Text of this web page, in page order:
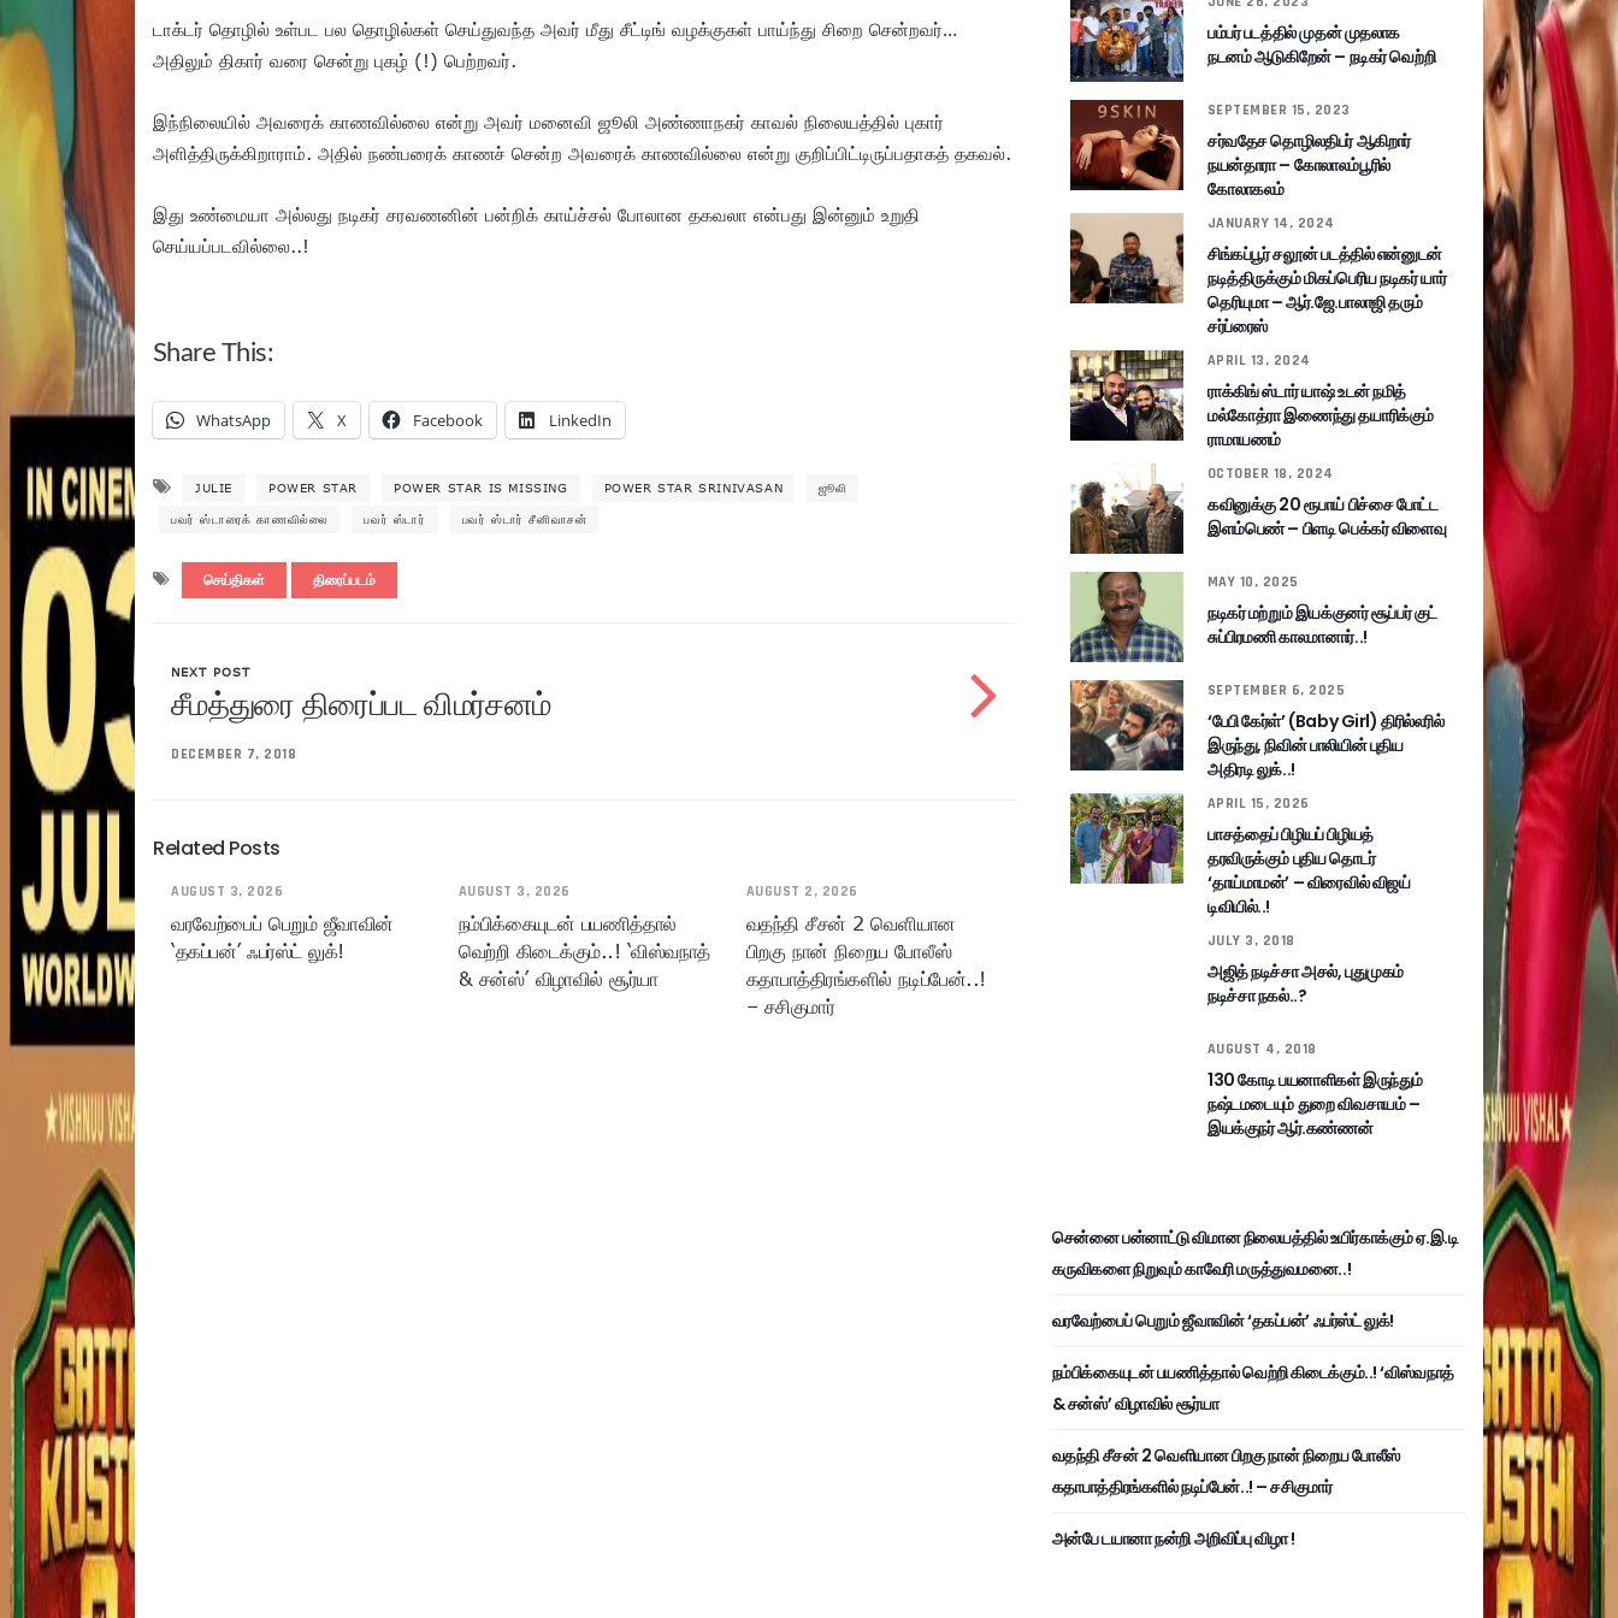
டாக்டர் தொழில் உள்பட பல தொழில்கள் செய்துவந்த அவர் மீது சீட்டிங் வழக்குகள் பாய்ந்து சிறை சென்றவர்…
அதிலும் திகார் வரை சென்று புகழ் (!) பெற்றவர்.
இந்நிலையில் அவரைக் காணவில்லை என்று அவர் மனைவி ஜூலி அண்ணாநகர் காவல் நிலையத்தில் புகார்
அளித்திருக்கிறாராம். அதில் நண்பரைக் காணச் சென்ற அவரைக் காணவில்லை என்று குறிப்பிட்டிருப்பதாகத் தகவல்.
இது உண்மையா அல்லது நடிகர் சரவணனின் பன்றிக் காய்ச்சல் போலான தகவலா என்பது இன்னும் உறுதி
செய்யப்படவில்லை..!
Share This:
WhatsApp X Facebook LinkedIn
JULIE POWER STAR POWER STAR IS MISSING POWER STAR SRINIVASAN ஜூலி
பவர் ஸ்டாரைக் காணவில்லை பவர் ஸ்டார் பவர் ஸ்டார் சீனிவாசன்
செய்திகள் திரைப்படம்
NEXT POST
சீமத்துரை திரைப்பட விமர்சனம்
DECEMBER 7, 2018
Related Posts
AUGUST 3, 2026
வரவேற்பைப் பெறும் ஜீவாவின்
‘தகப்பன்’ ஃபர்ஸ்ட் லுக்!
AUGUST 3, 2026
நம்பிக்கையுடன் பயணித்தால்
வெற்றி கிடைக்கும்..! ‘விஸ்வநாத்
& சன்ஸ்’ விழாவில் சூர்யா
AUGUST 2, 2026
வதந்தி சீசன் 2 வெளியான
பிறகு நான் நிறைய போலீஸ்
கதாபாத்திரங்களில் நடிப்பேன்..!
– சசிகுமார்
பம்பர் படத்தில் முதன் முதலாக
நடனம் ஆடுகிறேன் – நடிகர் வெற்றி
SEPTEMBER 15, 2023
சர்வதேச தொழிலதிபர் ஆகிறார்
நயன்தாரா – கோலாலம்பூரில்
கோலாகலம்
JANUARY 14, 2024
சிங்கப்பூர் சலூன் படத்தில் என்னுடன்
நடித்திருக்கும் மிகப்பெரிய நடிகர் யார்
தெரியுமா – ஆர்.ஜே.பாலாஜி தரும்
சர்ப்ரைஸ்
APRIL 13, 2024
ராக்கிங் ஸ்டார் யாஷ் உடன் நமித்
மல்கோத்ரா இணைந்து தயாரிக்கும்
ராமாயணம்
OCTOBER 18, 2024
கவினுக்கு 20 ரூபாய் பிச்சை போட்ட
இளம்பெண் – பிளடி பெக்கர் விளைவு
MAY 10, 2025
நடிகர் மற்றும் இயக்குனர் சூப்பர் குட்
சுப்பிரமணி காலமானார்..!
SEPTEMBER 6, 2025
‘பேபி கேர்ள்’ (Baby Girl) திரில்லரில்
இருந்து, நிவின் பாலியின் புதிய
அதிரடி லுக்..!
APRIL 15, 2026
பாசத்தைப் பிழியப் பிழியத்
தரவிருக்கும் புதிய தொடர்
‘தாய்மாமன்’ – விரைவில் விஜய்
டிவியில்..!
JULY 3, 2018
அஜித் நடிச்சா அசல், புதுமுகம்
நடிச்சா நகல்..?
AUGUST 4, 2018
130 கோடி பயனாளிகள் இருந்தும்
நஷ்டமடையும் துறை விவசாயம் –
இயக்குநர் ஆர்.கண்ணன்
சென்னை பன்னாட்டு விமான நிலையத்தில் உயிர்காக்கும் ஏ.இ.டி
கருவிகளை நிறுவும் காவேரி மருத்துவமனை..!
வரவேற்பைப் பெறும் ஜீவாவின் ‘தகப்பன்’ ஃபர்ஸ்ட் லுக்!
நம்பிக்கையுடன் பயணித்தால் வெற்றி கிடைக்கும்..! ‘விஸ்வநாத்
& சன்ஸ்’ விழாவில் சூர்யா
வதந்தி சீசன் 2 வெளியான பிறகு நான் நிறைய போலீஸ்
கதாபாத்திரங்களில் நடிப்பேன்..! – சசிகுமார்
அன்பே டயானா நன்றி அறிவிப்பு விழா !